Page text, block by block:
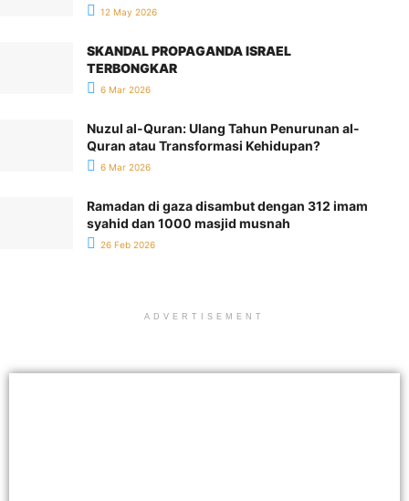
12 May 2026
SKANDAL PROPAGANDA ISRAEL
TERBONGKAR
6 Mar 2026
Nuzul al-Quran: Ulang Tahun Penurunan al-
Quran atau Transformasi Kehidupan?
6 Mar 2026
Ramadan di gaza disambut dengan 312 imam
syahid dan 1000 masjid musnah
26 Feb 2026
ADVERTISEMENT